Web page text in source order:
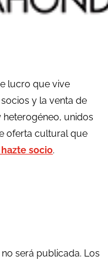
lucro que vive
y la venta de
unidos
oferta cultural que
socio.
será publicada. Los